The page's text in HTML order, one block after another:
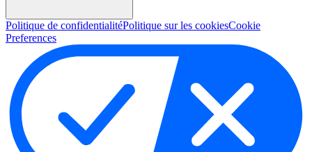
Politique de confidentialitéPolitique sur les cookiesCookie
Preferences